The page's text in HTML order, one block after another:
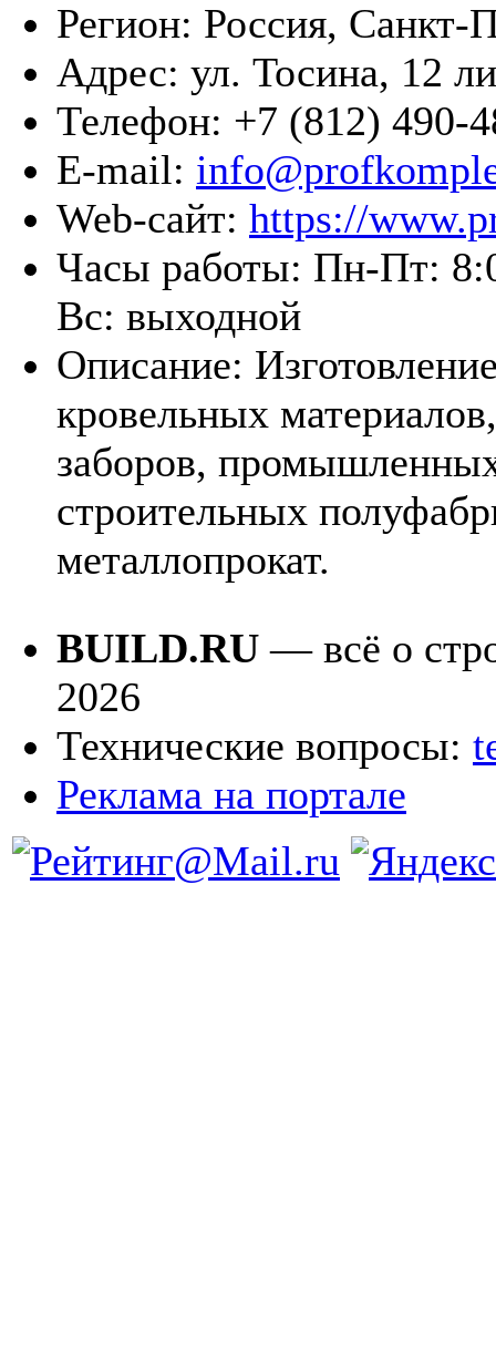
Регион: Россия, Санкт-
Адрес: ул. Тосина, 12
Телефон: +7 (812) 490-
E-mail:
Web-сайт: https://
Часы работы: Пн-Пт:
Вс: выходной
Описание:
кровельных
заборов,
строительных
металлопрокат.
BUILD.RU — всё о
2026
Технические вопросы:
Реклама на портале